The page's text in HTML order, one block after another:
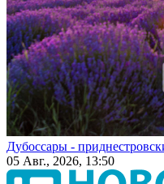
Дубоссары -
05 Авг., 2026, 13:50